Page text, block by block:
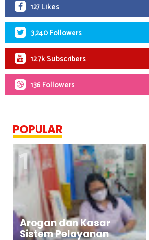
127 Likes
3,240 Followers
12.7k Subscribers
136 Followers
POPULAR
Arogan dan Kasar
Sistem Pelayanan